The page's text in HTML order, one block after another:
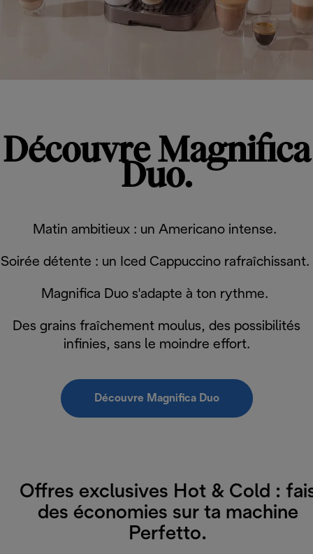
Découvre Magnifica
Duo.
Matin ambitieux : un Americano intense.
Soirée détente : un Iced Cappuccino rafraîchissant.
Magnifica Duo s'adapte à ton rythme.
Des grains fraîchement moulus, des possibilités
infinies, sans le moindre effort.
Découvre Magnifica Duo
Offres exclusives Hot & Cold :
des économies sur ta machine
Perfetto.